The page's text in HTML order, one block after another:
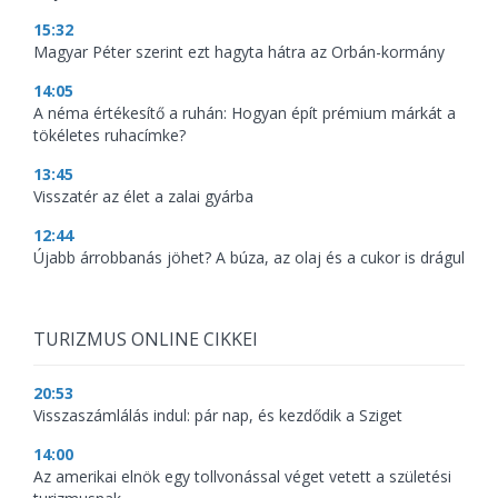
15:32
Magyar Péter szerint ezt hagyta hátra az Orbán-kormány
14:05
A néma értékesítő a ruhán: Hogyan épít prémium márkát a
tökéletes ruhacímke?
13:45
Visszatér az élet a zalai gyárba
12:44
Újabb árrobbanás jöhet? A búza, az olaj és a cukor is drágul
TURIZMUS ONLINE CIKKEI
20:53
Visszaszámlálás indul: pár nap, és kezdődik a Sziget
14:00
Az amerikai elnök egy tollvonással véget vetett a születési